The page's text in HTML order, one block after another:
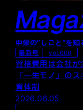
中栄の”しごと”を知
最新号 vol.008
資格費用は会社
「一生モノ」の
育体制
2026.06.05